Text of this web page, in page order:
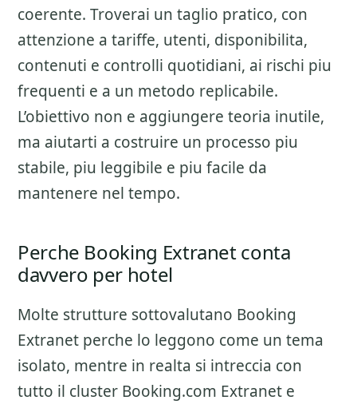
coerente. Troverai un taglio pratico, con
attenzione a tariffe, utenti, disponibilita,
contenuti e controlli quotidiani, ai rischi piu
frequenti e a un metodo replicabile.
L’obiettivo non e aggiungere teoria inutile,
ma aiutarti a costruire un processo piu
stabile, piu leggibile e piu facile da
mantenere nel tempo.
Perche Booking Extranet conta
davvero per hotel
Molte strutture sottovalutano Booking
Extranet perche lo leggono come un tema
isolato, mentre in realta si intreccia con
tutto il cluster Booking.com Extranet e